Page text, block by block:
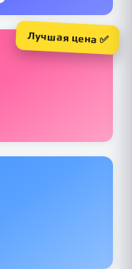
Лучшая цена ✅